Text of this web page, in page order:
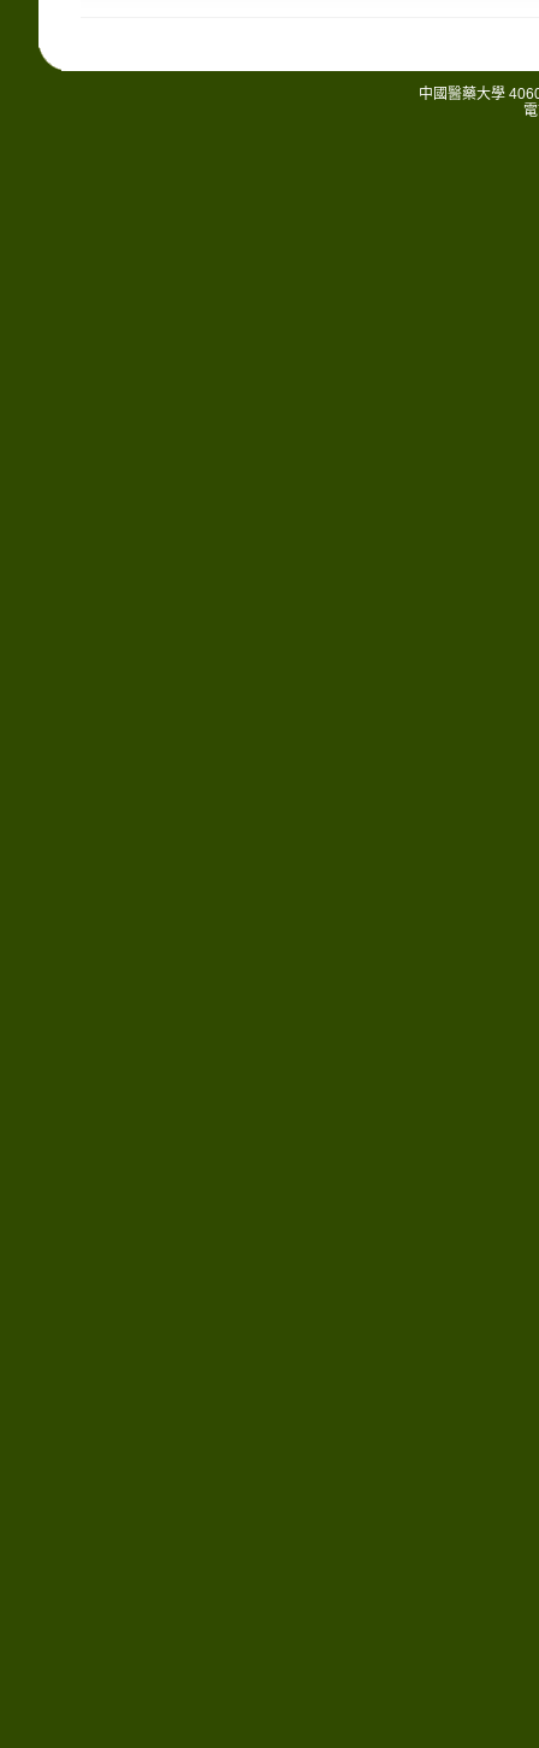
中國醫藥大學